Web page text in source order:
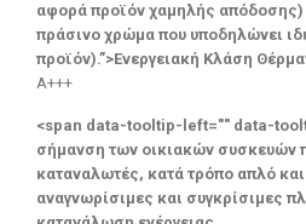
αφορά προϊόν χαμηλής
πράσινο χρώμα που υποδηλώνει
προϊόν).”>Ενεργειακή Κλάση
A+++
<span data-tooltip-left="" data-
σήμανση των οικιακών συσκευών
καταναλωτές, κατά τρόπο απλό
αναγνωρίσιμες και συγκρίσιμες